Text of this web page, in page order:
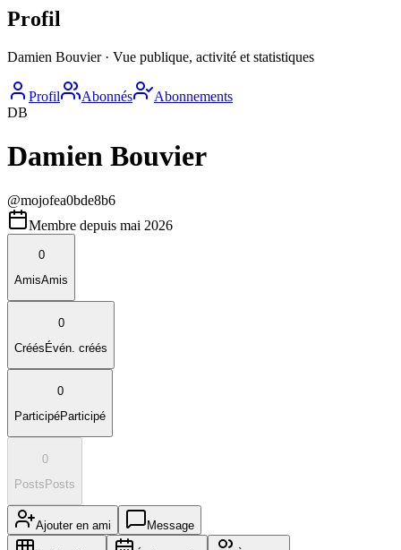
Profil
Damien Bouvier · Vue publique, activité et statistiques
Profil Abonnés
Abonnements
DB
Damien Bouvier
@mojofea0bde8b6
Membre depuis mai 2026
0
AmisAmis
0
Créés Évén. créés
0
ParticipéParticipé
0
Posts Posts
Ajouter en ami Message